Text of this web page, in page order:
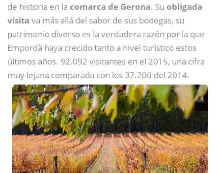
de historia en la comarca de Gerona. Su obligada
visita va más allá del sabor de sus bodegas, su
patrimonio diverso es la verdadera razón por la que
Empordà haya crecido tanto a nivel turístico estos
últimos años. 92.092 visitantes en el 2015, una cifra
muy lejana comparada con los 37.200 del 2014.